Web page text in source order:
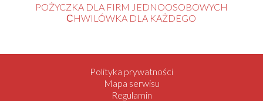
POŻYCZKA DLA FIRM JEDNOOSOBOWYCH
СHWILÓWKA DLA KAŻDEGO
Polityka prywatności
Mapa serwisu
Regulamin